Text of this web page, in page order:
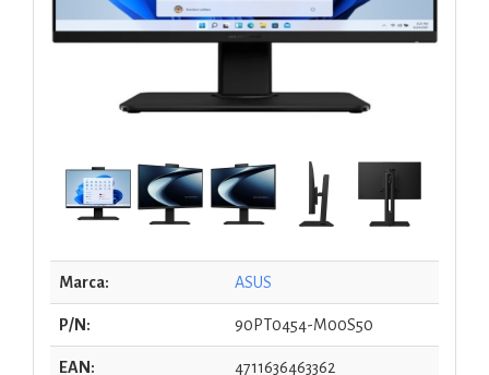
Marca: ASUS
P/N: 90PT0454-M00S50
EAN: 4711636463362